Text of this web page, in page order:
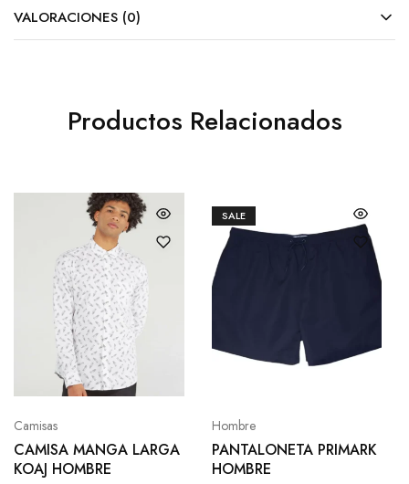
VALORACIONES (0)
Productos Relacionados
Camisas
CAMISA MANGA LARGA
KOAJ HOMBRE
SALE
Hombre
PANTALONETA PRIMARK
HOMBRE